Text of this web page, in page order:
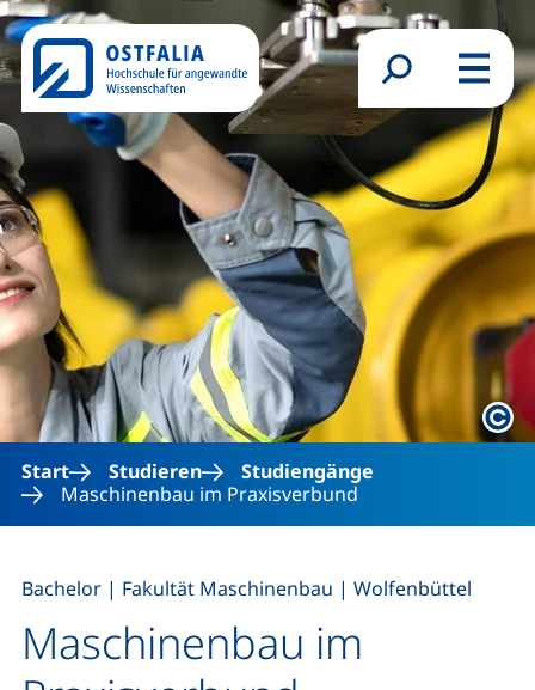
Direkt zum Inhalt
Suchformular
Menü
Start
Studieren
Studiengänge
Maschinenbau im Praxisverbund
Maschinenbau im
Bachelor | Fakultät Maschinenbau | Wolfenbüttel